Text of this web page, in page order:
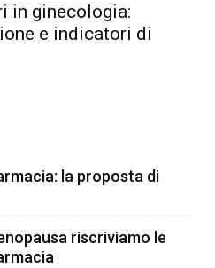
in ginecologia:
e indicatori di
la proposta di
riscriviamo le